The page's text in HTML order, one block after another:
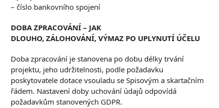
– číslo bankovního spojení
DOBA ZPRACOVÁNÍ– JAK
DLOUHO,ZÁLOHOVÁNÍ,VÝMAZ PO UPLYNUTÍ ÚČELU
Doba zpracování je stanovena po dobu délky trvání
projektu, jeho udržitelnosti, podle požadavku
poskytovatele dotace vsouladu se Spisovým a skartačním
řádem. Nastavení doby uchování údajů odpovídá
požadavkům stanovených GDPR.